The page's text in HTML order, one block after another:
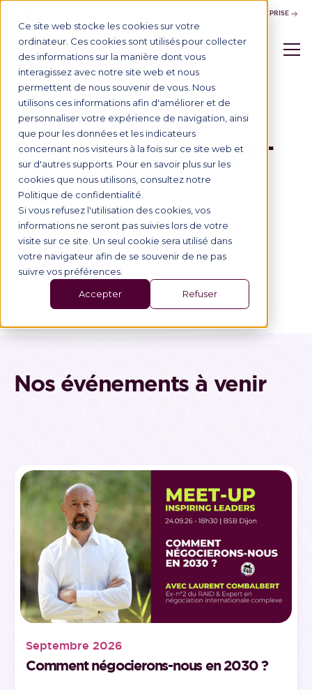
Ce site web stocke les cookies sur votre
ordinateur. Ces cookies sont utilisés pour collecter
des informations sur la manière dont vous
interagissez avec notre site web et nous
permettent de nous souvenir de vous. Nous
utilisons ces informations afin d'améliorer et de
personnaliser votre expérience de navigation, ainsi
que pour les données et les indicateurs
concernant nos visiteurs à la fois sur ce site web et
sur d'autres supports. Pour en savoir plus sur les
cookies que nous utilisons, consultez notre
Politique de confidentialité.
Si vous refusez l'utilisation des cookies, vos
informations ne seront pas suivies lors de votre
visite sur ce site. Un seul cookie sera utilisé dans
votre navigateur afin de se souvenir de ne pas
suivre vos préférences.
Accepter Refuser
ESPACE ENTREPRISE
Événements
RUÉE VERS L’OUEST
TOGO
10/10/2024
Organisé par Campus France
Nos événements à venir
Septembre 2026
Comment négocierons-nous en 2030 ?